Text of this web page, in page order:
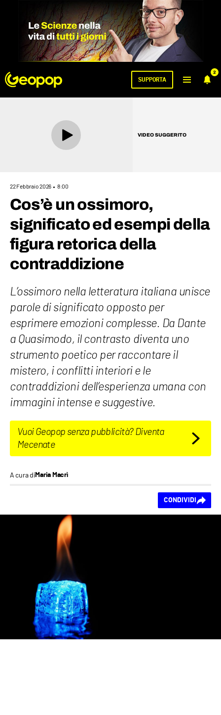
2
SUPPORTA
VIDEO SUGGERITO
22 Febbraio 2026 8:00
Cos’è un ossimoro,
significato ed esempi della
figura retorica della
contraddizione
L’ossimoro nella letteratura italiana unisce
parole di significato opposto per
esprimere emozioni complesse. Da Dante
a Quasimodo, il contrasto diventa uno
strumento poetico per raccontare il
mistero, i conflitti interiori e le
contraddizioni dell’esperienza umana con
immagini intense e suggestive.
Vuoi Geopop senza pubblicità? Diventa
Mecenate
A cura diMaria Macrì
CONDIVIDI